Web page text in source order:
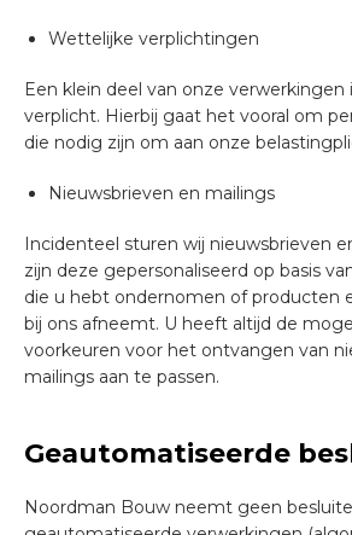
Wettelijke verplichtingen
Een klein deel van onze verwerkingen
verplicht. Hierbij gaat het vooral om
die nodig zijn om aan onze
Nieuwsbrieven en mailings
Incidenteel sturen wij nieuwsbrieven
zijn deze gepersonaliseerd op basis
die u hebt ondernomen of producten
bij ons afneemt. U heeft altijd de
voorkeuren voor het ontvangen van
mailings aan te passen.
Geautomatiseerde
Noordman Bouw neemt geen